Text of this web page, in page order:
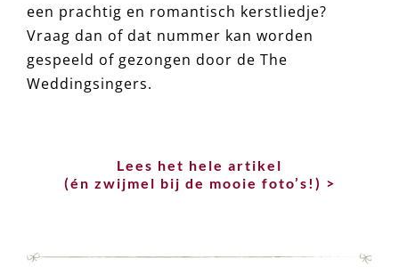
een prachtig en romantisch kerstliedje?
Vraag dan of dat nummer kan worden
gespeeld of gezongen door de The
Weddingsingers.
Lees het hele artikel
(én zwijmel bij de mooie foto’s!) >